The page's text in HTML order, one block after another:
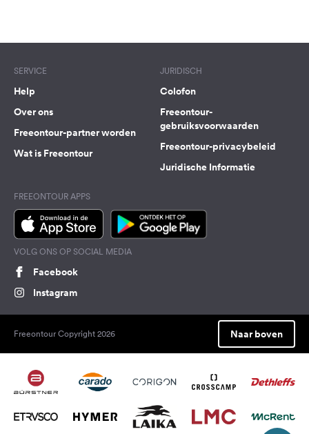
SERVICE
Help
Over ons
Freeontour-partner worden
Wat is Freeontour
JURIDISCH
Colofon
Freeontour-
gebruiksvoorwaarden
Freeontour-privacybeleid
Juridische Informatie
FREEONTOUR APPS
VOLG ONS OP SOCIAL MEDIA
Facebook
Instagram
Freeontour Copyright 2026 Naar boven